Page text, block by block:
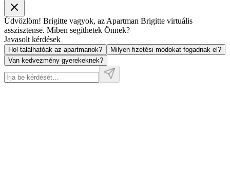
Üdvözlöm! Brigitte vagyok, az Apartman Brigitte virtuális
asszisztense. Miben segíthetek Önnek?
Javasolt kérdések
Hol találhatóak az apartmanok?
Milyen fizetési módokat fogadnak el?
Van kedvezmény gyerekeknek?